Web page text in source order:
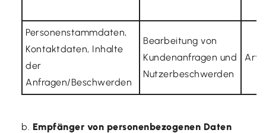
Personenstammdaten,
Kontaktdaten, Inhalte
der
Anfragen/Beschwerden
Bearbeitung von
Kundenanfragen und
Nutzerbeschwerden
Art.
Empfänger von personenbezogenen Daten